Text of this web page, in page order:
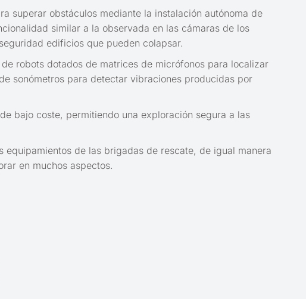
superar obstáculos mediante la instalación autónoma de
similar a la observada en las cámaras de los
edificios que pueden colapsar.
robots dotados de matrices de micrófonos para localizar
sonómetros para detectar vibraciones producidas por
bajo coste, permitiendo una exploración segura a las
de las brigadas de rescate, de igual manera
en muchos aspectos.